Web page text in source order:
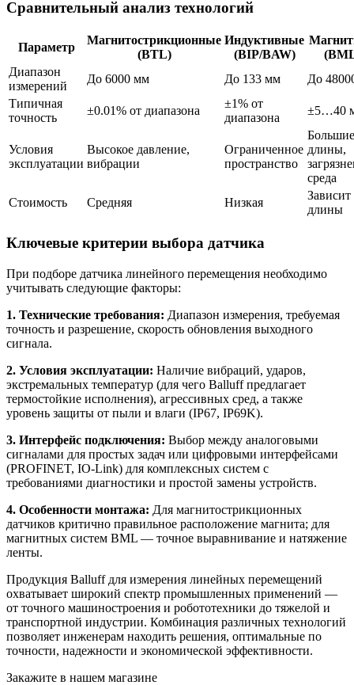
Сравнительный анализ технологий
Параметр
Магнитострикционные
(BTL)
Индуктивные
(BIP/BAW)
Диапазон
измерений
До 6000 мм До 133 мм
До
Типичная
точность
±0.01% от диапазона
±1% от
диапазона
±5…40
Условия
эксплуатации
Высокое давление,
вибрации
Ограниченное
пространство
Большие
длины,
среда
Стоимость
Средняя Низкая
Зависит
длины
Ключевые критерии выбора датчика
При подборе датчика линейного перемещения необходимо
учитывать следующие факторы:
1. Технические требования: Диапазон измерения, требуемая
точность и разрешение, скорость обновления выходного
сигнала.
2. Условия эксплуатации: Наличие вибраций, ударов,
экстремальных температур (для чего Balluff предлагает
термостойкие исполнения), агрессивных сред, а также
уровень защиты от пыли и влаги (IP67, IP69K).
3. Интерфейс подключения: Выбор между аналоговыми
сигналами для простых задач или цифровыми интерфейсами
(PROFINET, IO-Link) для комплексных систем с
требованиями диагностики и простой замены устройств.
4. Особенности монтажа: Для магнитострикционных
датчиков критично правильное расположение магнита; для
магнитных систем BML — точное выравнивание и натяжение
ленты.
Продукция Balluff для измерения линейных перемещений
охватывает широкий спектр промышленных применений —
от точного машиностроения и робототехники до тяжелой и
транспортной индустрии. Комбинация различных технологий
позволяет инженерам находить решения, оптимальные по
точности, надежности и экономической эффективности.
Закажите в нашем магазине